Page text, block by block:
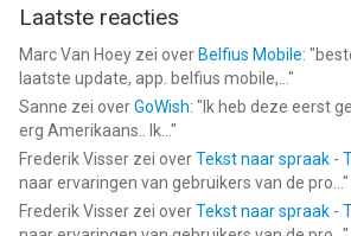
Laatste reacties
Marc Van Hoey zei over Belfius Mobile: "
laatste update, app. belfius mobile,... "
Sanne zei overGoWish: " Ik heb deze eerst
erg Amerikaans.. Ik... "
Frederik Visser zei overTekst naar spraak -
naar ervaringen van gebruikers van de pro... "
Frederik Visser zei overTekst naar spraak -